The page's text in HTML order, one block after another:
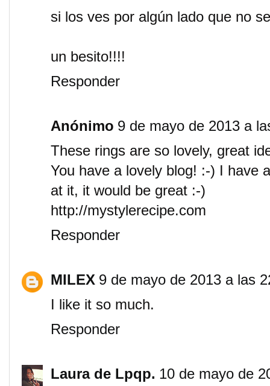
si los ves por algún lado que no
un besito!!!!
Responder
Anónimo 9 de mayo de 2013 a
These rings are so lovely, great
You have a lovely blog! :-) I have
at it, it would be great :-)
http://mystylerecipe.com
Responder
MILEX 9 de mayo de 2013 a las
I like it so much.
Responder
Laura de Lpqp. 10 de mayo de